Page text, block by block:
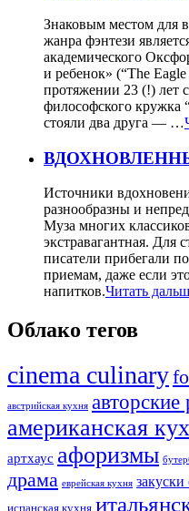
Знаковым местом для
жанра фэнтези
академического
и ребенок» (“The
протяжении 23 (!) лет
философского кружка
стояли два друга — …
Источники
разнообразны и
Муза многих
экстравагантная. Для
писатели прибегали
приемам, даже если
напитков.Читать
Облако тегов
cinema culinary
австрийская кухня авторские
американская
артхаус афоризмы
драма еврейская кухня закуски
испанская кухня